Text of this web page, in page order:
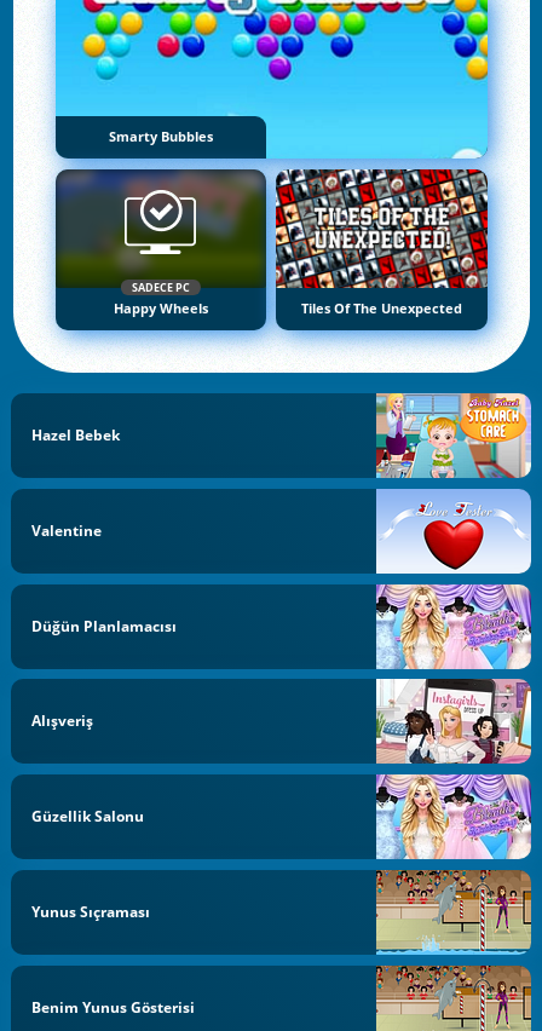
Smarty Bubbles
SADECE PC
Happy Wheels Tiles Of The Unexpected
Hazel Bebek
Valentine
Düğün Planlamacısı
Alışveriş
Güzellik Salonu
Yunus Sıçraması
Benim Yunus Gösterisi